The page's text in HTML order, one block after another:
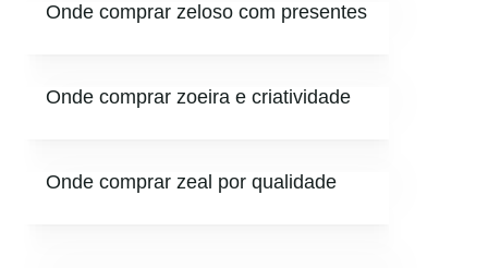
Onde comprar zeloso com presentes
Onde comprar zoeira e criatividade
Onde comprar zeal por qualidade